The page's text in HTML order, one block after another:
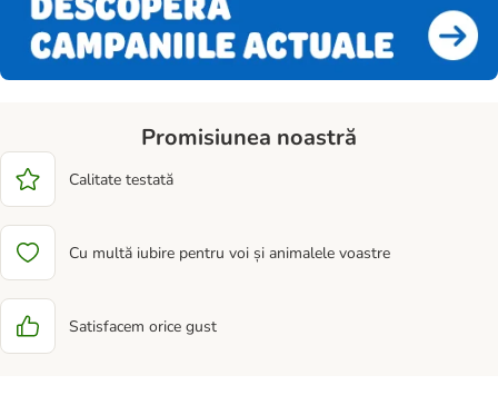
Promisiunea noastră
Calitate testată
Cu multă iubire pentru voi și animalele voastre
Satisfacem orice gust